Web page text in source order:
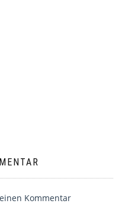
Kommentar